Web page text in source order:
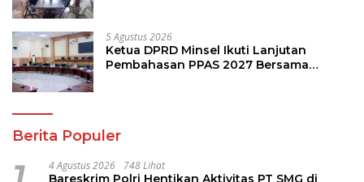
5 Agustus 2026
Ketua DPRD Minsel Ikuti Lanjutan
Pembahasan PPAS 2027 Bersama
Berita Populer
4 Agustus 2026 748 Lihat
Bareskrim Polri Hentikan Aktivitas PT SMG di